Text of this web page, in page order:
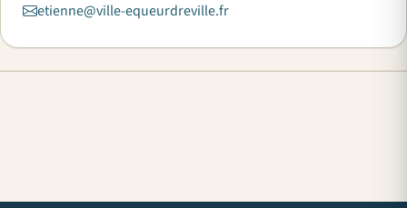
etienne@ville-equeurdreville.fr